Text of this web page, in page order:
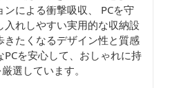
による衝撃吸収、 PCを守
入れしやすい実用的な収納設
たくなるデザイン性と質感
を安心して、おしゃれに持
選しています。